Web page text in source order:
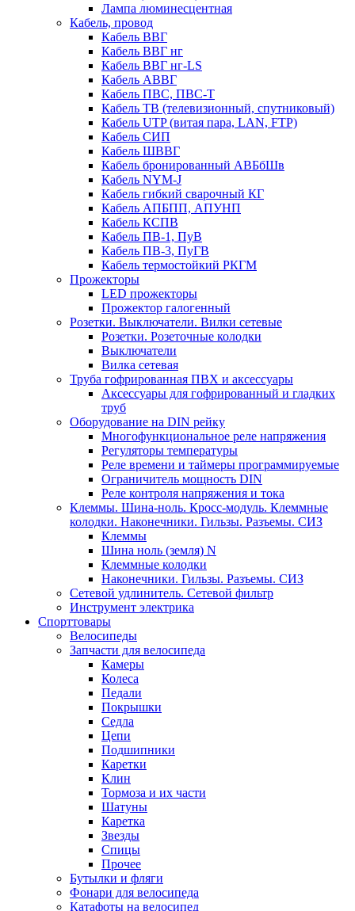
Лампа люминесцентная
Кабель, провод
Кабель ВВГ
Кабель ВВГ нг
Кабель ВВГ нг-LS
Кабель АВВГ
Кабель ПВС, ПВС-Т
Кабель ТВ (телевизионный, спутниковый)
Кабель UTP (витая пара, LAN, FTP)
Кабель СИП
Кабель ШВВГ
Кабель бронированный АВБбШв
Кабель NYM-J
Кабель гибкий сварочный КГ
Кабель АПБПП, АПУНП
Кабель КСПВ
Кабель ПВ-1, ПуВ
Кабель ПВ-3, ПуГВ
Кабель термостойкий РКГМ
Прожекторы
LED прожекторы
Прожектор галогенный
Розетки. Выключатели. Вилки сетевые
Розетки. Розеточные колодки
Выключатели
Вилка сетевая
Труба гофрированная ПВХ и аксессуары
Аксессуары для гофрированный и гладких
труб
Оборудование на DIN рейку
Многофункциональное реле напряжения
Регуляторы температуры
Реле времени и таймеры программируемые
Ограничитель мощность DIN
Реле контроля напряжения и тока
Клеммы. Шина-ноль. Кросс-модуль. Клеммные
колодки. Наконечники. Гильзы. Разъемы. СИЗ
Клеммы
Шина ноль (земля) N
Клеммные колодки
Наконечники. Гильзы. Разъемы. СИЗ
Сетевой удлинитель. Сетевой фильтр
Инструмент электрика
Спорттовары
Велосипеды
Запчасти для велосипеда
Камеры
Колеса
Педали
Покрышки
Седла
Цепи
Подшипники
Каретки
Клин
Тормоза и их части
Шатуны
Каретка
Звезды
Спицы
Прочее
Бутылки и фляги
Фонари для велосипеда
Катафоты на велосипед